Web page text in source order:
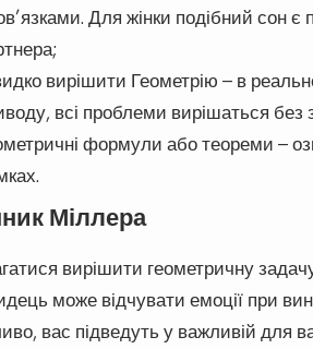
Для жінки подібний сон
вирішити Геометрію – в
всі проблеми вирішаться без
формули або теореми –
Міллера
вирішити геометричну
може відчувати емоції при
вас підведуть у важливій для